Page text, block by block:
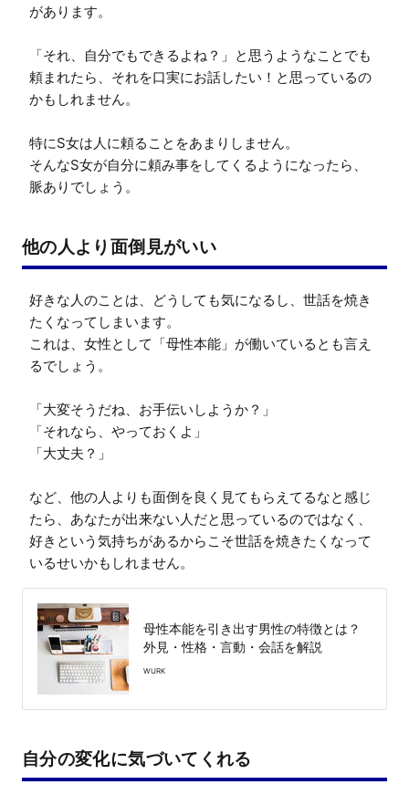
があります。
「それ、自分でもできるよね？」と思うようなことでも
頼まれたら、それを口実にお話したい！と思っているの
かもしれません。
特にS女は人に頼ることをあまりしません。
そんなS女が自分に頼み事をしてくるようになったら、
脈ありでしょう。
他の人より面倒見がいい
好きな人のことは、どうしても気になるし、世話を焼き
たくなってしまいます。
これは、女性として「母性本能」が働いているとも言え
るでしょう。
「大変そうだね、お手伝いしようか？」
「それなら、やっておくよ」
「大丈夫？」
など、他の人よりも面倒を良く見てもらえてるなと感じ
たら、あなたが出来ない人だと思っているのではなく、
好きという気持ちがあるからこそ世話を焼きたくなって
いるせいかもしれません。
母性本能を引き出す男性の特徴とは？
外見・性格・言動・会話を解説
WURK
自分の変化に気づいてくれる